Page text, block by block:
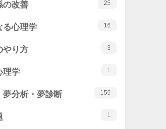
の改善 25
る心理学 16
やり方 3
理学 1
夢分析・夢診断 155
1